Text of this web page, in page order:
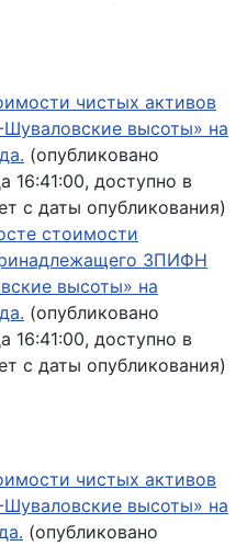
чистых активов
высоты» на
(опубликовано
16:41:00, доступно в
с даты опубликования)
стоимости
ЗПИФН
высоты» на
(опубликовано
16:41:00, доступно в
с даты опубликования)
чистых активов
высоты» на
(опубликовано